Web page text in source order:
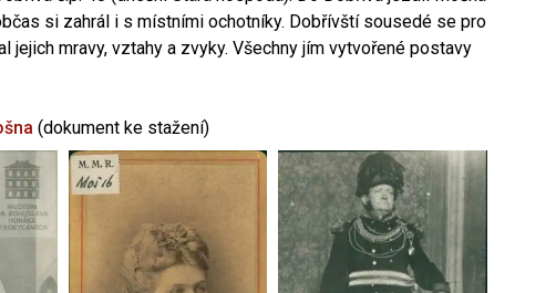
si zahrál i s místními ochotníky. Dobřívští sousedé se pro
mravy, vztahy a zvyky. Všechny jím vytvořené postavy
(dokument ke stažení)